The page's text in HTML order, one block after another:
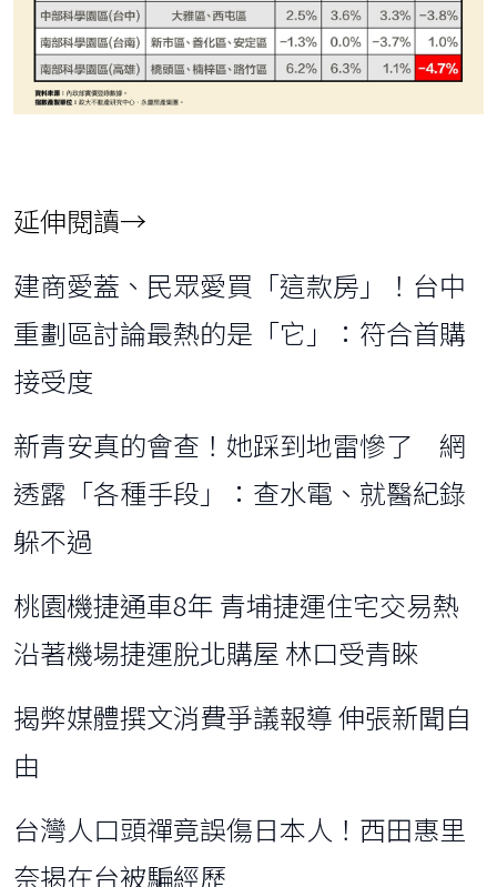
延伸閱讀→
建商愛蓋、民眾愛買「這款房」！台中
重劃區討論最熱的是「它」：符合首購
接受度
新青安真的會查！她踩到地雷慘了 網
透露「各種手段」：查水電、就醫紀錄
躲不過
桃園機捷通車8年 青埔捷運住宅交易熱
沿著機場捷運脫北購屋 林口受青睞
揭弊媒體撰文消費爭議報導 伸張新聞自
由
台灣人口頭禪竟誤傷日本人！西田惠里
奈揭在台被騙經歷